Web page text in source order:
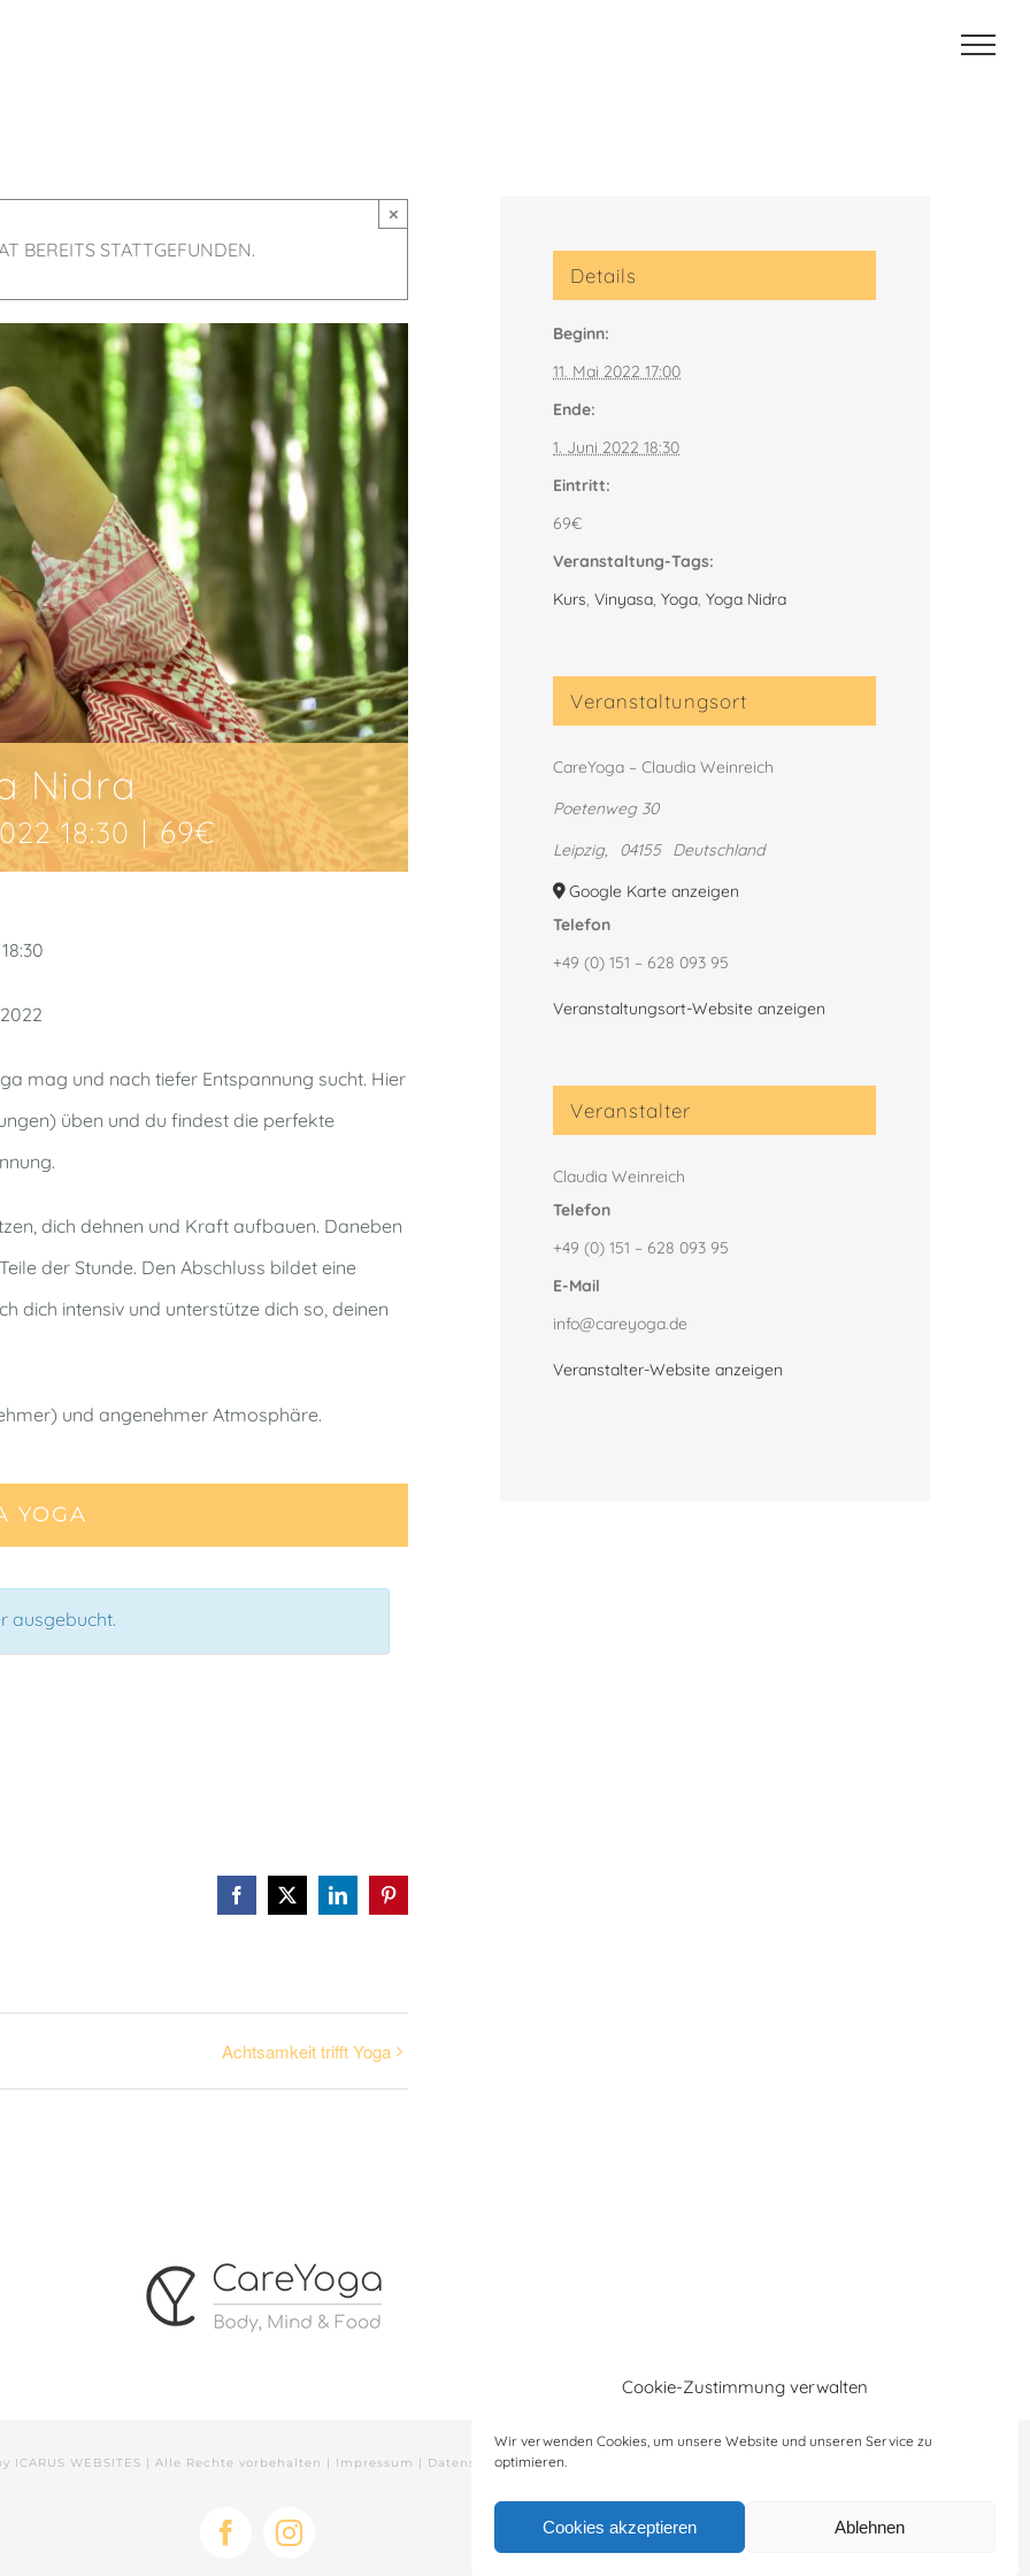
Cookie-Zustimmung verwalten
Wir verwenden Cookies, um unsere Website und unseren Service zu
optimieren.
Cookies akzeptieren Ablehnen
BEREITS STATTGEFUNDEN.
×
Nidra
18:30 | 69€
mag und nach tiefer Entspannung sucht. Hier
üben und du findest die perfekte
dich dehnen und Kraft aufbauen. Daneben
der Stunde. Den Abschluss bildet eine
dich intensiv und unterstütze dich so, deinen
und angenehmer Atmosphäre.
YOGA
ausgebucht.
Facebook
X LinkedInPinterest
Achtsamkeit trifft Yoga
Details
Beginn:
11. Mai 2022 17:00
Ende:
1. Juni 2022 18:30
Eintritt:
69€
Veranstaltung-Tags:
Kurs,Vinyasa,Yoga,Yoga Nidra
Veranstaltungsort
CareYoga – Claudia Weinreich
Poetenweg 30
Leipzig, 04155
Deutschland
Google Karte anzeigen
Telefon
+49 (0) 151 – 628 093 95
Veranstaltungsort-Website anzeigen
Veranstalter
Claudia Weinreich
Telefon
+49 (0) 151 – 628 093 95
E-Mail
info@careyoga.de
Veranstalter-Website anzeigen
ICARUS WEBSITES | Alle Rechte vorbehalten | Impressum | Datenschutzerklärung
FacebookInstagram